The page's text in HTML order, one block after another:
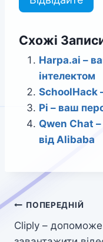
Схожі
Harpa.ai –
інтелектом
SchoolHack
Pi – ваш
Qwen Chat
від Alibaba
Навігація
записів
ПОПЕРЕДНІЙ
Cliply – допоможе